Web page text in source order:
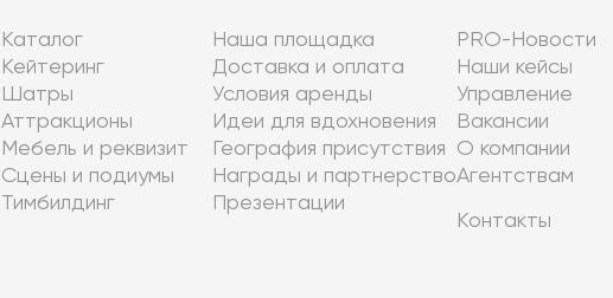
Каталог
Кейтеринг
Шатры
Аттракционы
Мебель и реквизит
Сцены и подиумы
Тимбилдинг
Наша площадка
Доставка и оплата
Условия аренды
Идеи для вдохновения
География присутствия
Награды и партнерство
Презентации
PRO-Новости
Наши кейсы
Управление
Вакансии
О компании
Агентствам
Контакты